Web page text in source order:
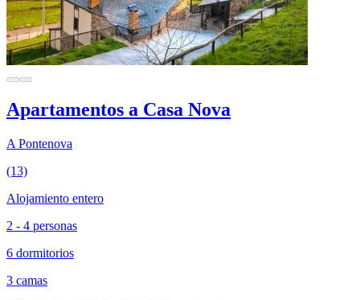
Apartamentos a Casa Nova
A Pontenova
(13)
Alojamiento entero
2 - 4 personas
6 dormitorios
3 camas